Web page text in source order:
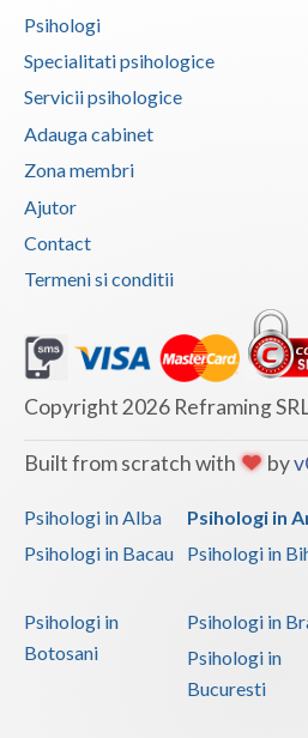
Evaluarea psihologica a
Examinare si avizare psihologica
Examinare si avizare psihologica
Examinari psihologice in vederea
Examinari psihologice in vederea
Examinari psihologice in
Examinari psihologice in
Examinari psihologice in
Interventie psihologica in
Interventie psihoterapeutica in
Interventie psihoterapeutica in
Interventie psihoterapeutica in
(1)
Interventie psihoterapeutica in
Psihologi
Specialitati psihologice
Servicii psihologice
Adauga cabinet
Zona membri
Ajutor
Contact
Termeni si conditii
Copyright 2026 Reframing
Built from scratch with by
Psihologi in Alba Psihologi in
Psihologi in Bacau
Psihologi in
Psihologi in
Botosani
Psihologi in
Psihologi in
Bucuresti